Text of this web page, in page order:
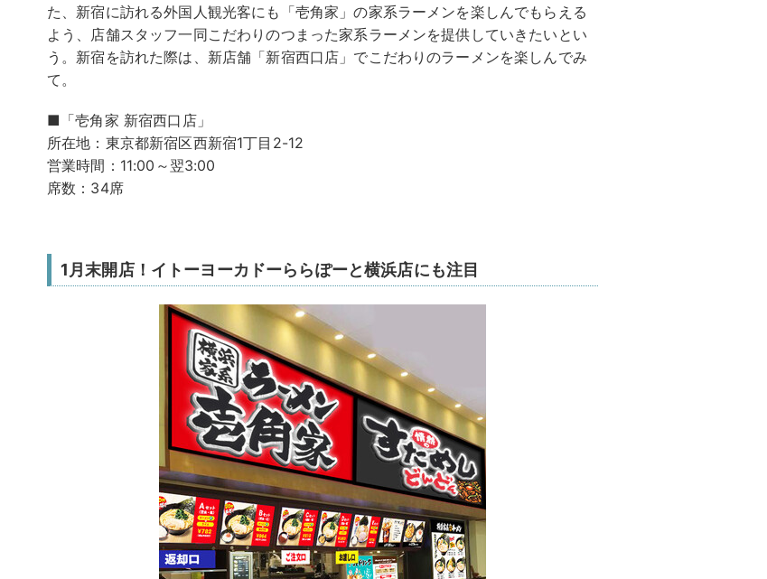
た、新宿に訪れる外国人観光客にも「壱角家」の家系ラーメンを楽しんでもらえる
よう、店舗スタッフ一同こだわりのつまった家系ラーメンを提供していきたいとい
う。新宿を訪れた際は、新店舗「新宿西口店」でこだわりのラーメンを楽しんでみ
て。
■「壱角家 新宿西口店」
所在地：東京都新宿区西新宿1丁目2-12
営業時間：11:00～翌3:00
席数：34席
1月末開店！イトーヨーカドーららぽーと横浜店にも注目